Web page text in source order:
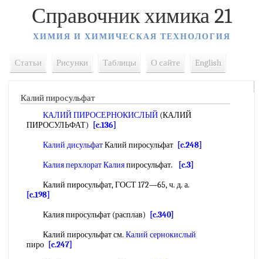
Справочник химика 21
ХИМИЯ И ХИМИЧЕСКАЯ ТЕХНОЛОГИЯ
Статьи Рисунки Таблицы О сайте English
Калий пиросульфат
КАЛИЙ ПИРОСЕРНОКИСЛЫЙ (КАЛИЙ
ПИРОСУЛЬФАТ)
[c.136]
Калий дисульфатКалий пиросульфат [c.248]
Калия перхлорат Калияпиросульфат.
[c.3]
Калий пиросульфат, ГОСТ 172—65, ч. д. а.
[c.198]
Калия пиросульфат (расплав)
[c.340]
Калий пиросульфат см. Калий сернокислый
пиро [c.247]